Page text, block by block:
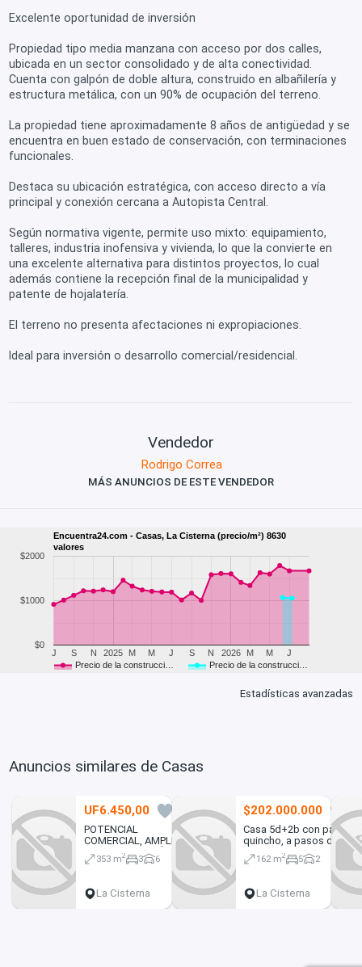
Excelente oportunidad de inversión
Propiedad tipo media manzana con acceso por dos calles,
ubicada en un sector consolidado y de alta conectividad.
Cuenta con galpón de doble altura, construido en albañilería y
estructura metálica, con un 90% de ocupación del terreno.
La propiedad tiene aproximadamente 8 años de antigüedad y se
encuentra en buen estado de conservación, con terminaciones
funcionales.
Destaca su ubicación estratégica, con acceso directo a vía
principal y conexión cercana a Autopista Central.
Según normativa vigente, permite uso mixto: equipamiento,
talleres, industria inofensiva y vivienda, lo que la convierte en
una excelente alternativa para distintos proyectos, lo cual
además contiene la recepción final de la municipalidad y
patente de hojalatería.
El terreno no presenta afectaciones ni expropiaciones.
Ideal para inversión o desarrollo comercial/residencial.
Vendedor
Rodrigo Correa
MÁS ANUNCIOS DE ESTE VENDEDOR
Encuentra24.com - Casas, La Cisterna (precio/m²) 8630
valores
Precio de la construcci… Precio de la construcci…
2025 2026
J S N M M J S N M M J
$0
$1000
$2000
Estadísticas avanzadas
Anuncios similares de Casas
UF6.450,00
POTENCIAL
COMERCIAL, AMPLIA
CASA HABITACIÓN
EN CALLE URUGUAY
353 m2 3 6
La Cisterna
$202.000.000
0
Casa 5d+2b con patio y
quincho, a pasos de
metro
162 m2 5 2
La Cisterna